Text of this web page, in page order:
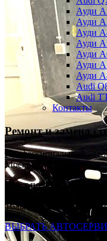
Ауди
Ауди
Ауди
Ауди
Ауди
Ауди
Ауди
Audi
Audi
Контакты
Ремонт и замена
Профессиональный
Москвы
Опыт по ремонту и
Ремонт строго по
Только качественные
ВЫБРАТЬ